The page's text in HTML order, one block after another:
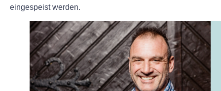
eingespeist werden.